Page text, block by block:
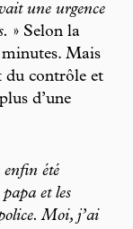
une urgence
» Selon la
minutes. Mais
du contrôle et
d’une
été
et les
Moi, j’ai